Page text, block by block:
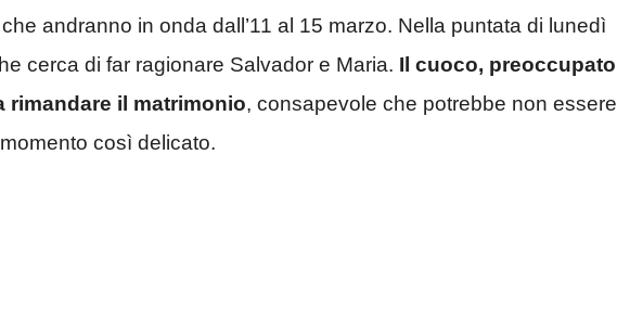
che andranno in onda dall’11 al 15 marzo. Nella puntata di lunedì
cerca di far ragionare Salvador e Maria. Il cuoco, preoccupato
rimandare il matrimonio, consapevole che potrebbe non essere
così delicato.